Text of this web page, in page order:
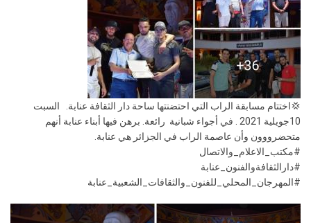
💢اختتام مسابقة الراب التي احتضنتها ساحة دار الثقافة عنابة. السبت
10جويلية 2021 . في أجواء شبانية رائعة. برهن فيها أبناء عنابة أنهم
متحضرووون وأن عاصمة الراب في الجزائر هي عنابة.
#مكتب_الاعلام_والاتصال
#دارالثقافةوالفنون_عنابة
#المهرجان_المحلي_للفنون_والثقافات_الشعبية_عنابة